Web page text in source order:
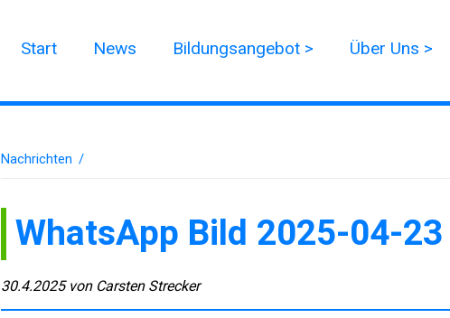
Start News Bildungsangebot > Über Uns >
Nachrichten /
WhatsApp Bild 2025-04-
30.4.2025 von Carsten Strecker